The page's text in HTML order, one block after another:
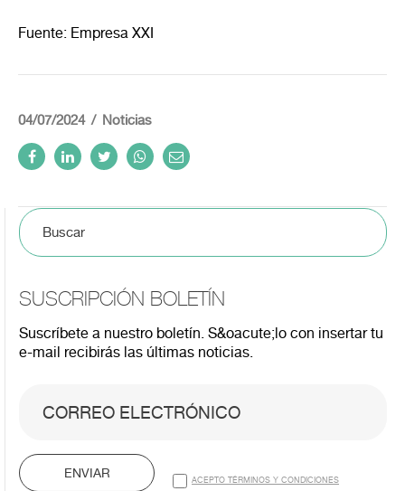
Fuente: Empresa XXI
04/07/2024 Noticias
SUSCRIPCIÓN BOLETÍN
Suscríbete a nuestro boletín. S&oacute;lo con insertar tu
e-mail recibirás las últimas noticias.
ENVIAR ACEPTO TÉRMINOS Y CONDICIONES